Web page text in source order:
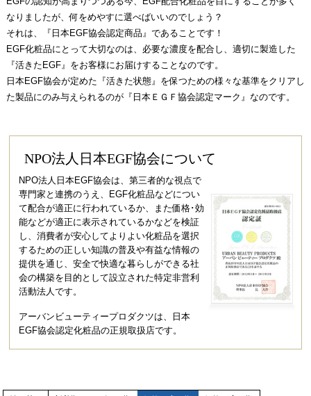
なりましたが、何をめやすに選べばいいのでしょう？
それは、『日本EGF協会認定商品』であることです！
EGF化粧品にとって大切なのは、必要な濃度を配合し、適切に製造した
『活きたEGF』をお客様にお届けすることなのです。
日本EGF協会が定めた『活きた状態』を保つための様々な基準をクリアし
た製品にのみ与えられるのが『日本ＥＧＦ協会認定マーク』なのです。
NPO法人日本EGF協会について
NPO法人日本EGF協会は、第三者的な視点で
専門家と連携のうえ、EGF化粧品などについ
て配合が適正に行われているか、また価格･効
能などが適正に表示されているかなどを検証
し、消費者が安心してよりよい化粧品を選択
するための正しい知識の普及や有益な情報の
提供を通じ、安全で快適な暮らしができる社
会の構築を目的として設立された特定非営利
活動法人です。
アーバンビューティープロダクツは、日本
EGF協会認定化粧品の正規取扱店です。